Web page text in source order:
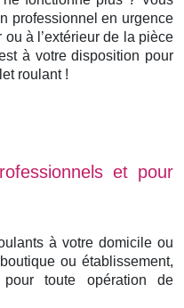
professionnel en urgence
à l’extérieur de la pièce
à votre disposition pour
roulant !
et pour
à votre domicile ou
ou établissement,
pour toute opération de